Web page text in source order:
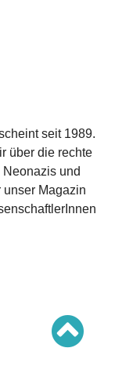
seit 1989.
über die rechte
und
Magazin